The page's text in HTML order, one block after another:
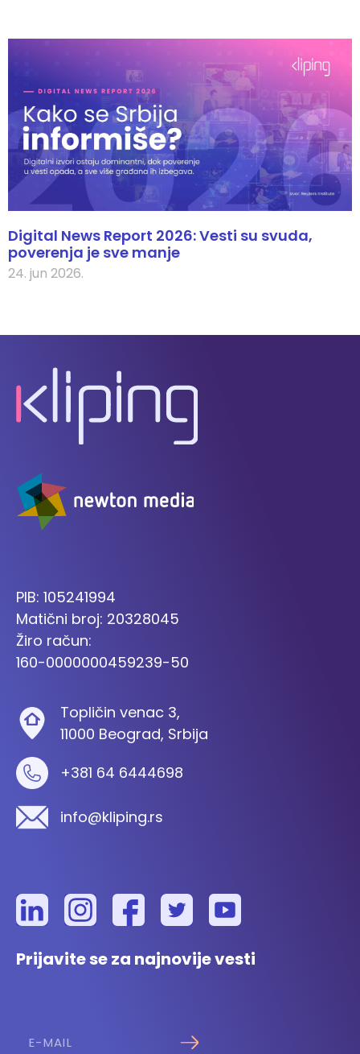
Digital News Report 2026: Vesti su svuda,
poverenja je sve manje
24. jun 2026.
PIB: 105241994
Matični broj: 20328045
Žiro račun:
160-0000000459239-50
Topličin venac 3,
11000 Beograd, Srbija
+381 64 6444698
info@kliping.rs
Prijavite se za najnovije vesti